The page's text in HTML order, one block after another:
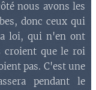
nous avons les
donc ceux qui
loi, qui n'en ont
croient que le roi
pas. C'est une
pendant le